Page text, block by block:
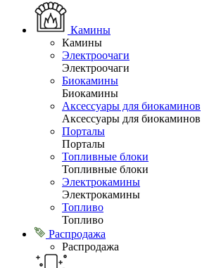
Камины
Камины
Электроочаги
Электроочаги
Биокамины
Биокамины
Аксессуары для биокаминов
Аксессуары для биокаминов
Порталы
Порталы
Топливные блоки
Топливные блоки
Электрокамины
Электрокамины
Топливо
Топливо
Распродажа
Распродажа